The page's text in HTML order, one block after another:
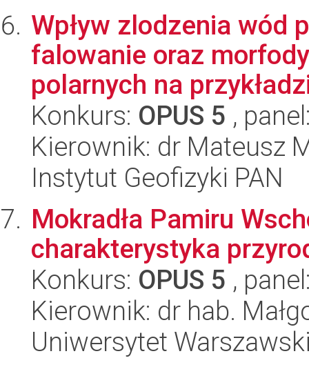
Wpływ zlodzenia wód
falowanie oraz
polarnych na
Konkurs: OPUS 5 ,
Kierownik: dr Mateusz
Instytut Geofizyki PAN
Mokradła Pamiru
charakterystyka
Konkurs: OPUS 5 ,
Kierownik: dr hab.
Uniwersytet